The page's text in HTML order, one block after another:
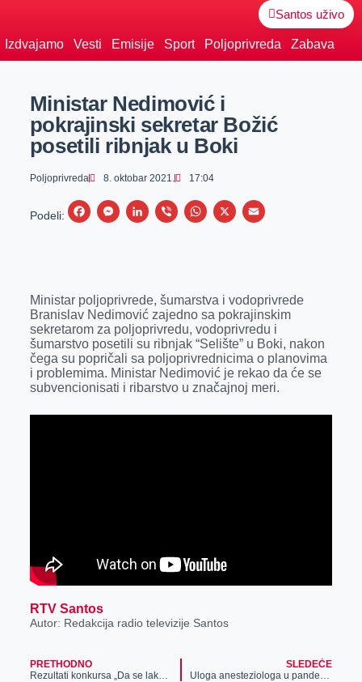
Santos uživo
Izdvajamo Vesti Emisije Sport Poljoprivreda Zabava
Ministar Nedimović i
pokrajinski sekretar Božić
posetili ribnjak u Boki
Poljoprivreda 8. oktobar 2021. 17:04
Podeli:
F
b
o
o
k
M
e
n
g
e
L
e
d
I
n
V
r
W
s
A
p
p
X
E
l
Ministar poljoprivrede, šumarstva i vodoprivrede
Branislav Nedimović zajedno sa pokrajinskim
sekretarom za poljoprivredu, vodoprivredu i
šumarstvo posetili su ribnjak “Selište” u Boki, nakon
čega su popričali sa poljoprivrednicima o planovima
i problemima. Ministar Nedimović je rekao da će se
subvencionisati i ribarstvo u značajnoj meri.
RTV Santos
Autor: Redakcija radio televizije Santos
PRETHODNO
Rezultati konkursa „Da se lakše diše“
SLEDEĆE